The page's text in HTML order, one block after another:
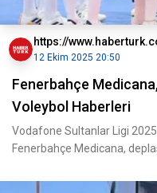
https://
12 Ekim 2025 20:50
Fenerbahçe
Voleybol Haberleri
Vodafone Sultanlar Ligi
Fenerbahçe Medicana,